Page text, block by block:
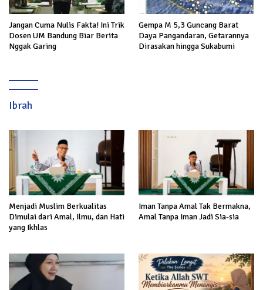
Jangan Cuma Nulis Fakta! Ini Trik
Dosen UM Bandung Biar Berita
Nggak Garing
Gempa M 5,3 Guncang Barat
Daya Pangandaran, Getarannya
Dirasakan hingga Sukabumi
Ibrah
Menjadi Muslim Berkualitas
Dimulai dari Amal, Ilmu, dan Hati
yang Ikhlas
Iman Tanpa Amal Tak Bermakna,
Amal Tanpa Iman Jadi Sia-sia